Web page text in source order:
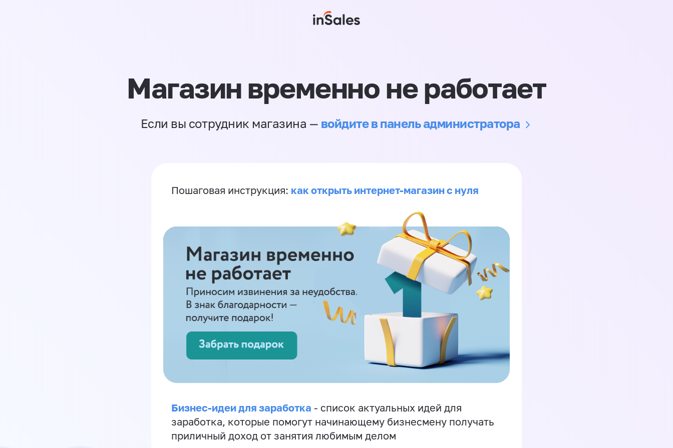
Магазин временно не работает
Если вы сотрудник магазина — войдите в панель администратора
Пошаговая инструкция: как открыть интернет-магазин с нуля
Бизнес-идеи для заработка - список актуальных идей для
заработка, которые помогут начинающему бизнесмену получать
приличный доход от занятия любимым делом